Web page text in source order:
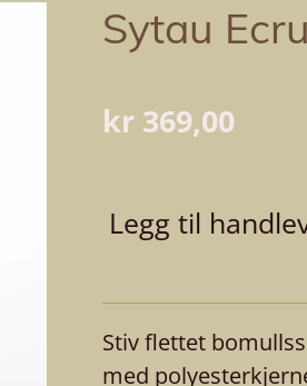
Sytau Ecru
kr 369,00
Legg til
Stiv flettet
med